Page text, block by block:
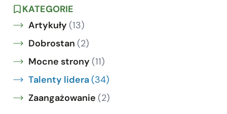
KATEGORIE
Artykuły (13)
Dobrostan (2)
Mocne strony (11)
Talenty lidera(34)
Zaangażowanie (2)